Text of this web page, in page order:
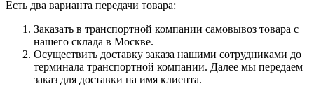
Есть два варианта передачи товара:
Заказать в транспортной компании самовывоз товара с
нашего склада в Москве.
Осуществить доставку заказа нашими сотрудниками до
терминала транспортной компании. Далее мы передаем
заказ для доставки на имя клиента.